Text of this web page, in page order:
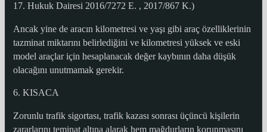
17. Hukuk Dairesi 2016/7272 E. , 2017/867 K.)
Ancak yine de aracın kilometresi ve yaşı gibi araç özelliklerinin
tazminat miktarını belirlediğini ve kilometresi yüksek ve eski
model araçlar için hesaplanacak değer kaybının daha düşük
olacağını unutmamak gerekir.
6. KISACA
Zorunlu trafik sigortası, trafik kazası sonrası üçüncü kişilerin
zararlarını teminat altına alarak hem mağdurların korunmasını